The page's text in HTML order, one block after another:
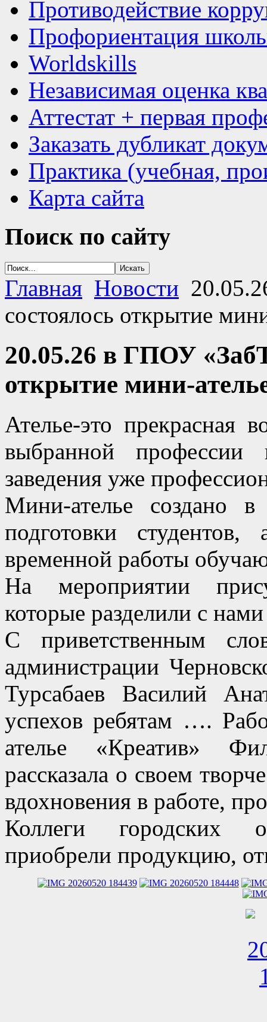
Противодействие
Профориентация
Worldskills
Независимая оценка
Аттестат + первая
Заказать дубликат
Практика (учебная,
Карта сайта
Поиск по сайту
Главная Новости
состоялось открытие
20.05.26 в ГПОУ
открытие мини-
Ателье-это прекрасная
выбранной
заведения уже
Мини-ателье создано в
подготовки
временной работы
На мероприятии
которые разделили с
С приветственным
администрации
Турсабаев Василий
успехов ребятам ….
ателье «Креатив»
рассказала о своем
вдохновения в работе,
Коллеги городских
приобрели продукцию,